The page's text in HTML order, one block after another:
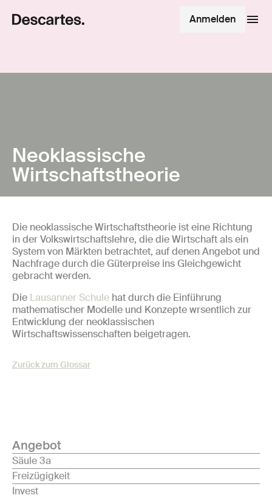
Anmelden
Neoklassische
Wirtschaftstheorie
Die neoklassische Wirtschaftstheorie ist eine Richtung
in der Volkswirtschaftslehre, die die Wirtschaft als ein
System von Märkten betrachtet, auf denen Angebot und
Nachfrage durch die Güterpreise ins Gleichgewicht
gebracht werden.
Die Lausanner Schule hat durch die Einführung
mathematischer Modelle und Konzepte wrsentlich zur
Entwicklung der neoklassischen
Wirtschaftswissenschaften beigetragen.
Zurück zum Glossar
Angebot
Säule 3a
Freizügigkeit
Invest